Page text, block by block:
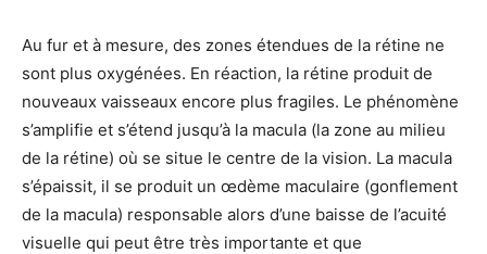
Au fur et à mesure, des zones étendues de la rétine ne
sont plus oxygénées. En réaction, la rétine produit de
nouveaux vaisseaux encore plus fragiles. Le phénomène
s’amplifie et s’étend jusqu’à la macula (la zone au milieu
de la rétine) où se situe le centre de la vision. La macula
s’épaissit, il se produit un œdème maculaire (gonflement
de la macula) responsable alors d’une baisse de l’acuité
visuelle qui peut être très importante et que